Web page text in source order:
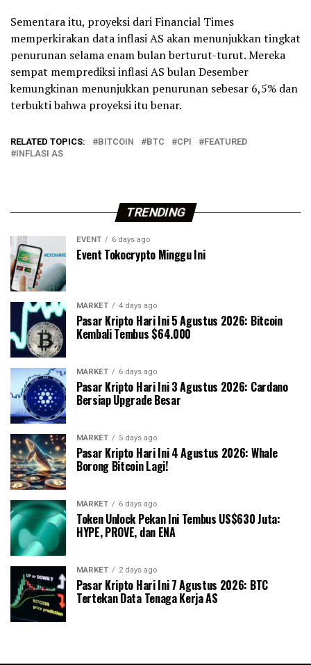
Sementara itu, proyeksi dari Financial Times
memperkirakan data inflasi AS akan menunjukkan tingkat
penurunan selama enam bulan berturut-turut. Mereka
sempat memprediksi inflasi AS bulan Desember
kemungkinan menunjukkan penurunan sebesar 6,5% dan
terbukti bahwa proyeksi itu benar.
RELATED TOPICS: BITCOIN BTC CPI
FEATURED
INFLASI AS
TRENDING
EVENT 6 days ago
Event Tokocrypto Minggu Ini
MARKET 4 days ago
Pasar Kripto Hari Ini 5 Agustus 2026: Bitcoin
Kembali Tembus $64.000
MARKET 6 days ago
Pasar Kripto Hari Ini 3 Agustus 2026: Cardano
Bersiap Upgrade Besar
MARKET 5 days ago
Pasar Kripto Hari Ini 4 Agustus 2026: Whale
Borong Bitcoin Lagi!
MARKET 6 days ago
Token Unlock Pekan Ini Tembus US$630 Juta:
HYPE, PROVE, dan ENA
MARKET 2 days ago
Pasar Kripto Hari Ini 7 Agustus 2026: BTC
Tertekan Data Tenaga Kerja AS